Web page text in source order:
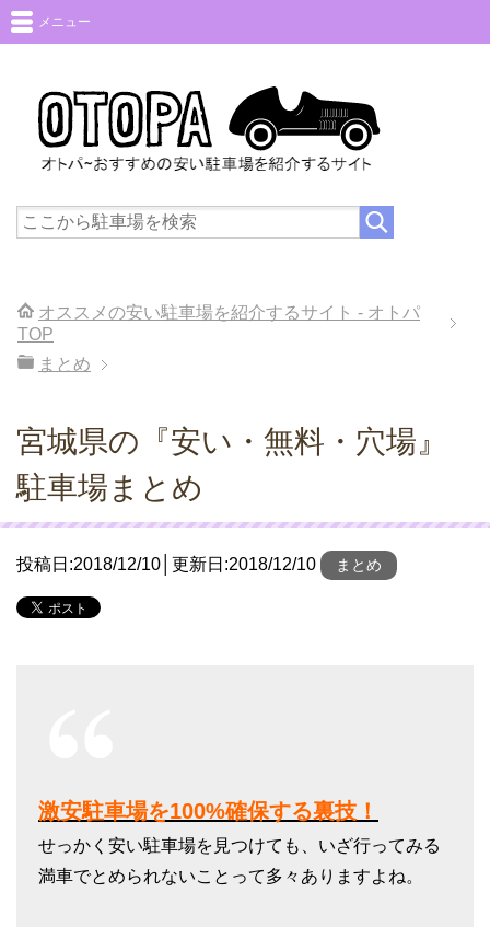
メニュー
オススメの安い駐車場を紹介するサイト - オトパ
TOP
まとめ
宮城県の『安い・無料・穴場』
駐車場まとめ
投稿日:2018/12/10 │更新日:2018/12/10 まとめ
激安駐車場を100%確保する裏技！
せっかく安い駐車場を見つけても、いざ行ってみる
満車でとめられないことって多々ありますよね。